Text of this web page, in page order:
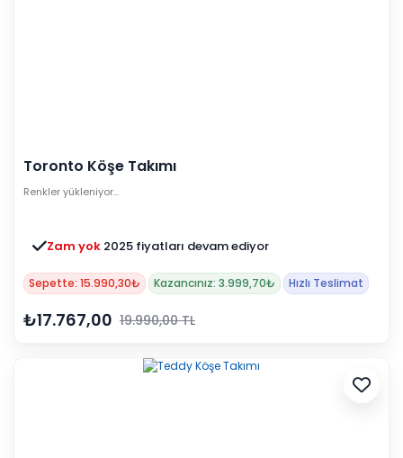
Toronto Köşe Takımı
Renkler yükleniyor…
Zam yok 2025 fiyatları devam ediyor
Sepette: 15.990,30₺ Kazancınız: 3.999,70₺ Hızlı Teslimat
₺17.767,00 19.990,00 TL